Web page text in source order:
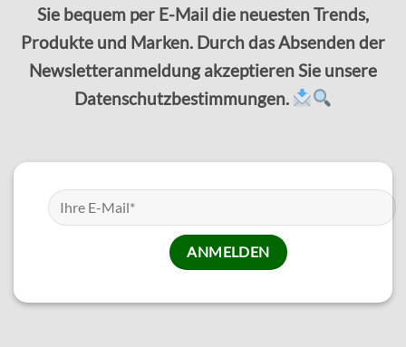
Sie bequem per E-Mail die neuesten Trends,
Produkte und Marken. Durch das Absenden der
Newsletteranmeldung akzeptieren Sie unsere
Datenschutzbestimmungen.